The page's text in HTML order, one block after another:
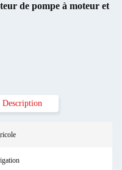
de pompe à moteur et
Description